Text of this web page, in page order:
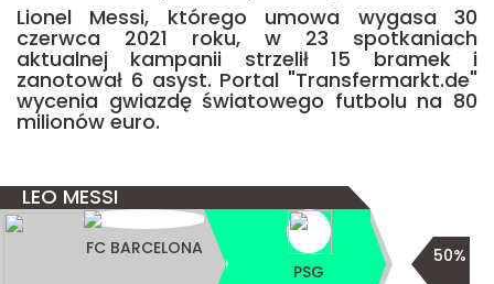
Lionel Messi, którego umowa wygasa 30
czerwca 2021 roku, w 23 spotkaniach
aktualnej kampanii strzelił 15 bramek i
zanotował 6 asyst. Portal "Transfermarkt.de"
wycenia gwiazdę światowego futbolu na 80
milionów euro.
LEO MESSI
FC BARCELONA
PSG
50%